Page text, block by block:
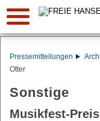
Suche:
Pressemitteilungen
Otter
Sonstige
Musikfest-